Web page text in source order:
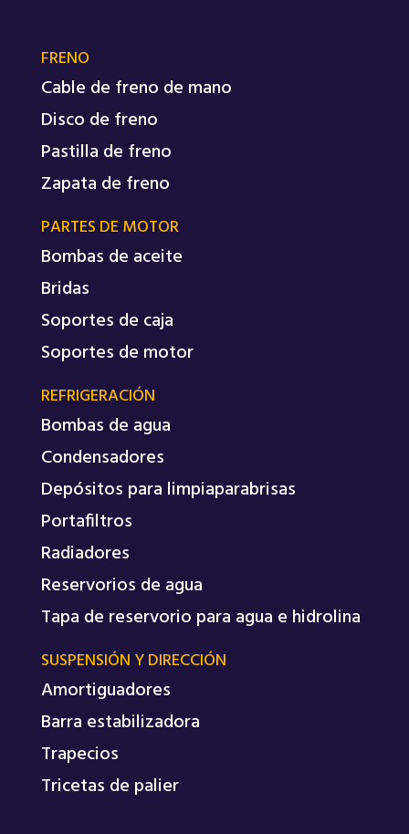
FRENO
Cable de freno de mano
Disco de freno
Pastilla de freno
Zapata de freno
PARTES DE MOTOR
Bombas de aceite
Bridas
Soportes de caja
Soportes de motor
REFRIGERACIÓN
Bombas de agua
Condensadores
Depósitos para limpiaparabrisas
Portafiltros
Radiadores
Reservorios de agua
Tapa de reservorio para agua e hidrolina
SUSPENSIÓN Y DIRECCIÓN
Amortiguadores
Barra estabilizadora
Trapecios
Tricetas de palier